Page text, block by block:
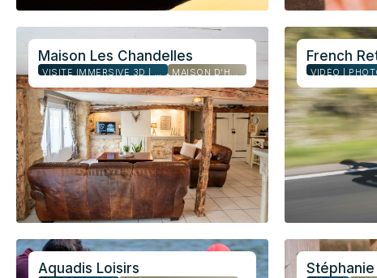
Maison Les Chandelles
VISITE IMMERSIVE 3D | PHOTO MAISON D’HÔTES
French
VIDÉO |
Aquadis Loisirs